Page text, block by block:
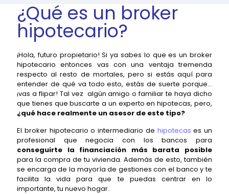
¿Qué es un broker
hipotecario?
¡Hola, futuro propietario! Si ya sabes lo que es un broker
hipotecario entonces vas con una ventaja tremenda
respecto al resto de mortales, pero si estás aquí para
entender de qué va todo esto, estás de suerte porque...
¡vas a flipar! Tal vez algún amigo o familiar te haya dicho
que tienes que buscarte a un experto en hipotecas, pero,
¿qué hace realmente un asesor de este tipo?
El broker hipotecario o intermediario de hipotecas es un
profesional que negocia con los bancos para
conseguirte la financiación más barata posible
para la compra de tu vivienda. Además de esto, también
se encarga de la mayoría de gestiones con el banco y te
facilita la vida para que te puedas centrar en lo
importante, tu nuevo hogar.